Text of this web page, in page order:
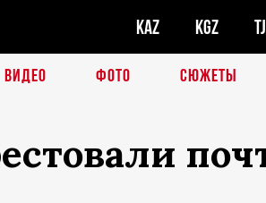
KAZ KGZ
ВИДЕО ФОТО СЮЖЕТЫ